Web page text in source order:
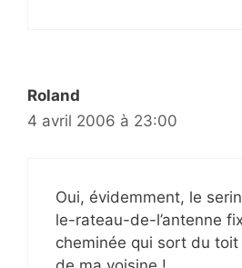
Roland
4 avril 2006 à 23:00
Oui, évidemment, le
le-rateau-de-l’antenne
cheminée qui sort du